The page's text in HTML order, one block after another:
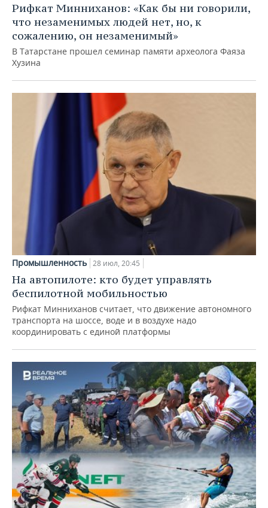
Рифкат Минниханов: «Как бы ни говорили,
что незаменимых людей нет, но, к
сожалению, он незаменимый»
В Татарстане прошел семинар памяти археолога Фаяза
Хузина
Промышленность 28 июл, 20:45
На автопилоте: кто будет управлять
беспилотной мобильностью
Рифкат Минниханов считает, что движение автономного
транспорта на шоссе, воде и в воздухе надо
координировать с единой платформы